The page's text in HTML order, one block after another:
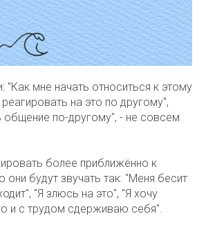
"Как мне начать относиться к этому
на это по другому",
общение по-другому", - не совсем
более приближённо к
они будут звучать так: "Меня бесит
"Я злюсь на это", "Я хочу
и с трудом сдерживаю себя".